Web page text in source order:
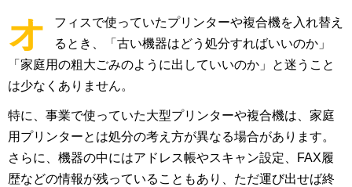
オ
フィスで使っていたプリンターや複合機を入れ替え
るとき、「古い機器はどう処分すればいいのか」
「家庭用の粗大ごみのように出していいのか」と迷うこと
は少なくありません。
特に、事業で使っていた大型プリンターや複合機は、家庭
用プリンターとは処分の考え方が異なる場合があります。
さらに、機器の中にはアドレス帳やスキャン設定、FAX履
歴などの情報が残っていることもあり、ただ運び出せば終